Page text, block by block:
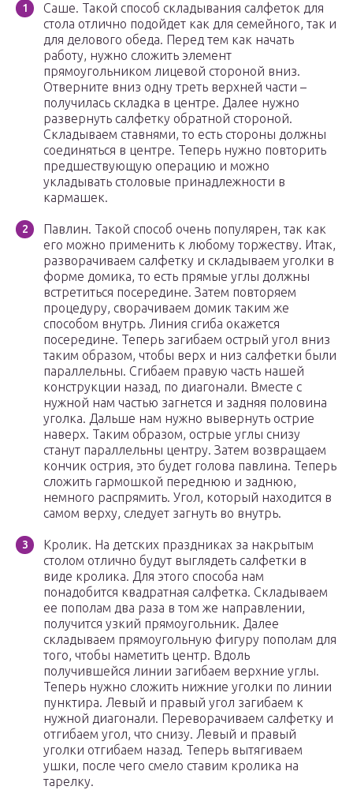
Саше. Такой способ складывания салфеток для
стола отлично подойдет как для семейного, так и
для делового обеда. Перед тем как начать
работу, нужно сложить элемент
прямоугольником лицевой стороной вниз.
Отверните вниз одну треть верхней части –
получилась складка в центре. Далее нужно
развернуть салфетку обратной стороной.
Складываем ставнями, то есть стороны должны
соединяться в центре. Теперь нужно повторить
предшествующую операцию и можно
укладывать столовые принадлежности в
кармашек.
Павлин. Такой способ очень популярен, так как
его можно применить к любому торжеству. Итак,
разворачиваем салфетку и складываем уголки в
форме домика, то есть прямые углы должны
встретиться посередине. Затем повторяем
процедуру, сворачиваем домик таким же
способом внутрь. Линия сгиба окажется
посередине. Теперь загибаем острый угол вниз
таким образом, чтобы верх и низ салфетки были
параллельны. Сгибаем правую часть нашей
конструкции назад, по диагонали. Вместе с
нужной нам частью загнется и задняя половина
уголка. Дальше нам нужно вывернуть острие
наверх. Таким образом, острые углы снизу
станут параллельны центру. Затем возвращаем
кончик острия, это будет голова павлина. Теперь
сложить гармошкой переднюю и заднюю,
немного распрямить. Угол, который находится в
самом верху, следует загнуть во внутрь.
Кролик. На детских праздниках за накрытым
столом отлично будут выглядеть салфетки в
виде кролика. Для этого способа нам
понадобится квадратная салфетка. Складываем
ее пополам два раза в том же направлении,
получится узкий прямоугольник. Далее
складываем прямоугольную фигуру пополам для
того, чтобы наметить центр. Вдоль
получившейся линии загибаем верхние углы.
Теперь нужно сложить нижние уголки по линии
пунктира. Левый и правый угол загибаем к
нужной диагонали. Переворачиваем салфетку и
отгибаем угол, что снизу. Левый и правый
уголки отгибаем назад. Теперь вытягиваем
ушки, после чего смело ставим кролика на
тарелку.